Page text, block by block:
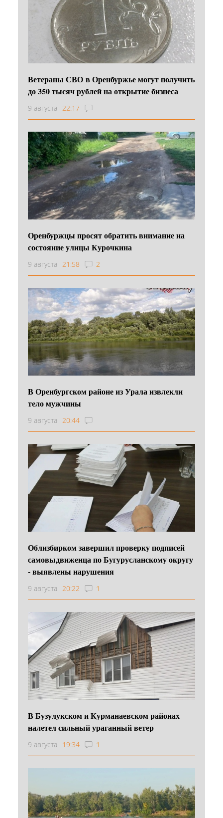
Ветераны СВО в Оренбуржье могут получить
до 350 тысяч рублей на открытие бизнеса
9 августа 22:17
Оренбуржцы просят обратить внимание на
состояние улицы Курочкина
9 августа 21:58 2
В Оренбургском районе из Урала извлекли
тело мужчины
9 августа 20:44
Облизбирком завершил проверку подписей
самовыдвиженца по Бугурусланскому округу
- выявлены нарушения
9 августа 20:22 1
В Бузулукском и Курманаевском районах
налетел сильный ураганный ветер
9 августа 19:34 1